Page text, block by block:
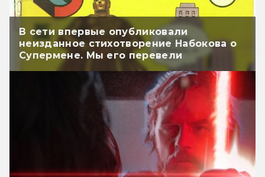
В сети впервые опубликовали
неизданное стихотворение Набокова о
Супермене. Мы его перевели